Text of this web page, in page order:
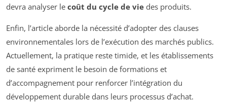
devra analyser le coût du cycle de vie des produits.
Enfin, l’article aborde la nécessité d’adopter des clauses
environnementales lors de l’exécution des marchés publics.
Actuellement, la pratique reste timide, et les établissements
de santé expriment le besoin de formations et
d’accompagnement pour renforcer l’intégration du
développement durable dans leurs processus d’achat.